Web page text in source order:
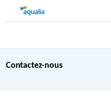
Contactez-nous